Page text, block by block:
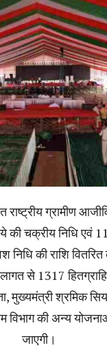
राष्ट्रीय ग्रामीण
चक्रीय निधि एवं
की राशि
से 1317
श्रमिक
की अन्य
जाएगी।